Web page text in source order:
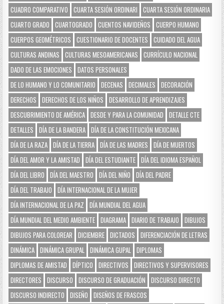
CUADRO COMPARATIVO
CUARTA SESIÓN ORDINARI
CUARTA SESIÓN ORDINARIA
CUARTO GRADO
CUARTOGRADO CUENTOS NAVIDEÑOS
CUERPO HUMANO
CUERPOS GEOMÉTRICOS
CUESTIONARIO DE DOCENTES
CUIDADO DEL AGUA
CULTURAS ANDINAS
CULTURAS MESOAMERICANAS
CURRÍCULO NACIONAL
DADO DE LAS EMOCIONES
DATOS PERSONALES
DE LO HUMANO Y LO COMUNITARIO
DECENAS DECIMALES
DECORACIÓN
DERECHOS
DERECHOS DE LOS NIÑOS
DESARROLLO DE APRENDIZAJES
DESCUBRIMIENTO DE AMÉRICA DESDE Y PARA LA COMUNIDAD
DETALLE CTE
DETALLES
DÍA DE LA BANDERA DÍA DE LA CONSTITUCIÓN MEXICANA
DÍA DE LA RAZA DÍA DE LA TIERRA DÍA DE LAS MADRES
DÍA DE MUERTOS
DÍA DEL AMOR Y LA AMISTAD
DÍA DEL ESTUDIANTE DÍA DEL IDIOMA ESPAÑOL
DÍA DEL LIBRO
DÍA DEL MAESTRO DÍA DEL NIÑO
DÍA DEL PADRE
DÍA DEL TRABAJO
DÍA INTERNACIONAL DE LA MUJER
DÍA INTERNACIONAL DE LA PAZ
DÍA MUNDIAL DEL AGUA
DÍA MUNDIAL DEL MEDIO AMBIENTE DIAGRAMA DIARIO DE TRABAJO
DIBUJOS
DIBUJOS PARA COLOREAR
DICIEMBRE DICTADOS
DIFERENCIACIÓN DE LETRAS
DINÁMICA DINÁMICA GRUPAL DINÁMICA GUPAL
DIPLOMAS
DIPLOMAS DE AMISTAD
DÍPTICO DIRECTIVOS
DIRECTIVOS Y SUPERVISORES
DIRECTORES
DISCURSO DISCURSO DE GRADUACIÓN
DISCURSO DIRECTO
DISCURSO INDIRECTO
DISEÑO
DISEÑOS DE FRASCOS